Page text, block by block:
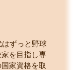
ずっと野球
を目指し専
家資格を取